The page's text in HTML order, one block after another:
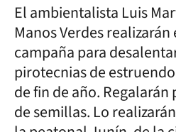
El ambientalista Luis
Manos Verdes
campaña para
pirotecnias de
de fin de año.
de semillas. Lo